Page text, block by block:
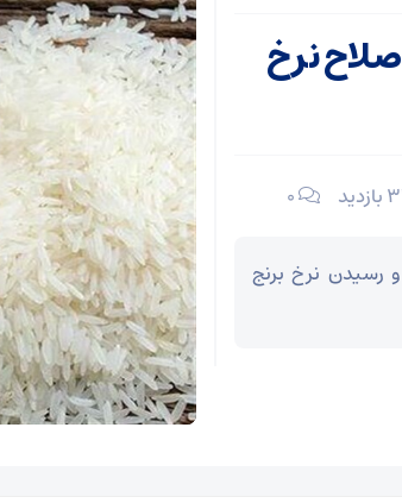
اصلاح نرخ
۰
قیمت برنج و رسیدن نرخ برنج